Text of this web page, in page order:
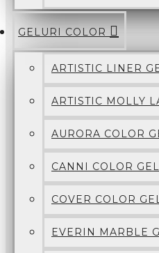
GELURI COLOR
ARTISTIC LINER
ARTISTIC MOLLY
AURORA COLOR
CANNI COLOR GEL
COVER COLOR
EVERIN MARBLE